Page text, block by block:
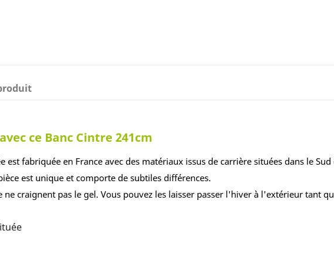
ce Banc Cintre 241cm
est fabriquée en France avec des matériaux issus de carrière situées dans le Sud
est unique et comporte de subtiles différences.
ne craignent pas le gel. Vous pouvez les laisser passer l'hiver à l'extérieur tant